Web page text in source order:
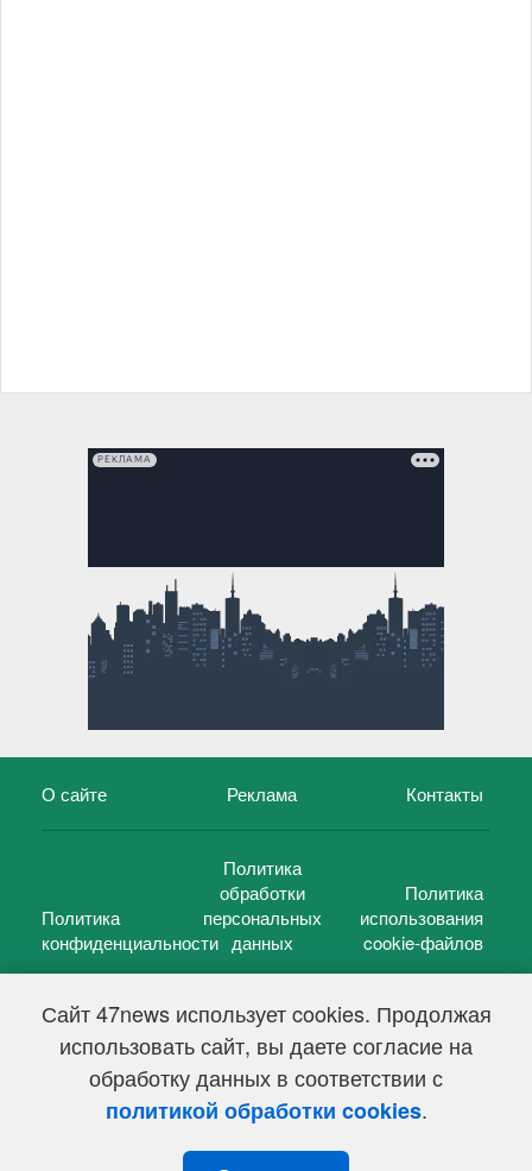
Сайт 47news использует cookies. Продолжая
использовать сайт, вы даете согласие на
обработку данных в соответствии с
политикой обработки cookies.
РЕКЛАМА
О сайте Реклама Контакты
Политика
конфиденциальности
Политика
обработки
персональных
данных
Политика
использования
cookie-файлов
47 новостей (47 news)2005 — 2026 г.
Свидетельство о регистрации СМИ Эл № ФС 77-39848, выдано
Федеральной службой по надзору в сфере связи,
информационных технологий и массовых коммуникаций